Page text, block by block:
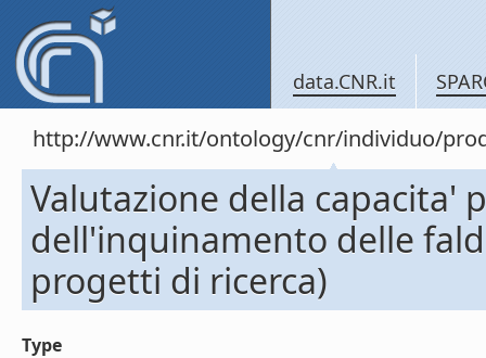
data.CNR.it
http://www.cnr.it/ontology/cnr/individuo/
Valutazione della capacita'
dell'inquinamento delle
progetti di ricerca)
Type